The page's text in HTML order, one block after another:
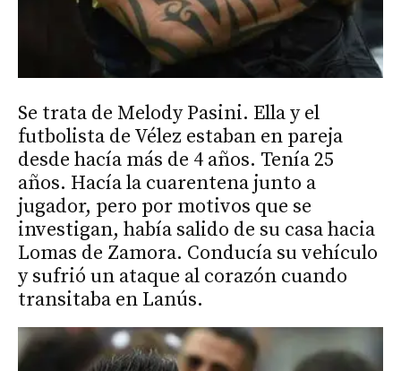
Se trata de Melody Pasini. Ella y el
futbolista de Vélez estaban en pareja
desde hacía más de 4 años. Tenía 25
años. Hacía la cuarentena junto a
jugador, pero por motivos que se
investigan, había salido de su casa hacia
Lomas de Zamora. Conducía su vehículo
y sufrió un ataque al corazón cuando
transitaba en Lanús.